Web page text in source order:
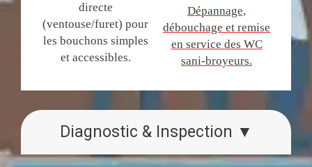
Diagnostic & Inspection ▼
directe
(ventouse/furet) pour
les bouchons simples
et accessibles.
Dépannage,
débouchage et remise
en service des WC
sani-broyeurs.